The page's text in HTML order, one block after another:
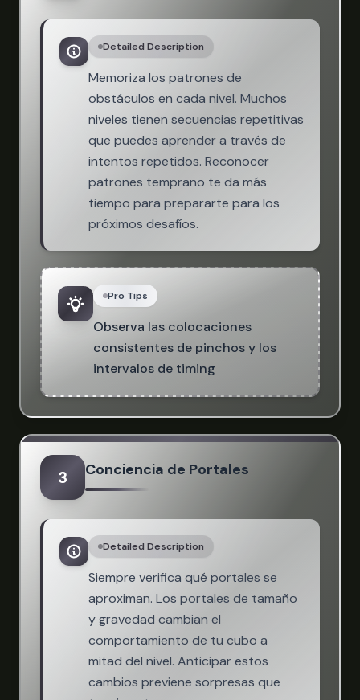
Detailed Description
Memoriza los patrones de
obstáculos en cada nivel. Muchos
niveles tienen secuencias repetitivas
que puedes aprender a través de
intentos repetidos. Reconocer
patrones temprano te da más
tiempo para prepararte para los
próximos desafíos.
Pro Tips
Observa las colocaciones
consistentes de pinchos y los
intervalos de timing
3 Conciencia de Portales
Detailed Description
Siempre verifica qué portales se
aproximan. Los portales de tamaño
y gravedad cambian el
comportamiento de tu cubo a
mitad del nivel. Anticipar estos
cambios previene sorpresas que